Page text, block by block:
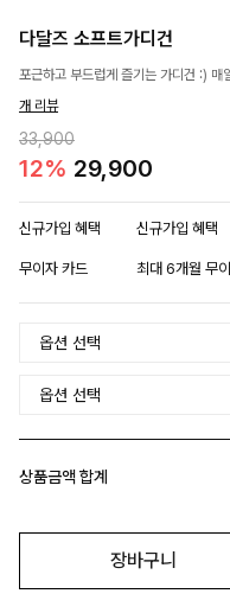
다달즈 소프트가디건
포근하고 부드럽게 즐기는 가디건 :) 매
개 리뷰
33,900
12% 29,900
신규가입 혜택 신규가입 혜택
무이자 카드 최대 6개월 무
상품금액 합계
장바구니